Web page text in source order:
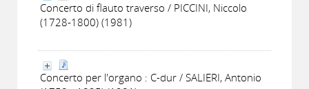
Concerto di flauto traverso / PICCINI, Niccolo
(1728-1800) (1981)
Concerto per l'organo : C-dur / SALIERI, Antonio